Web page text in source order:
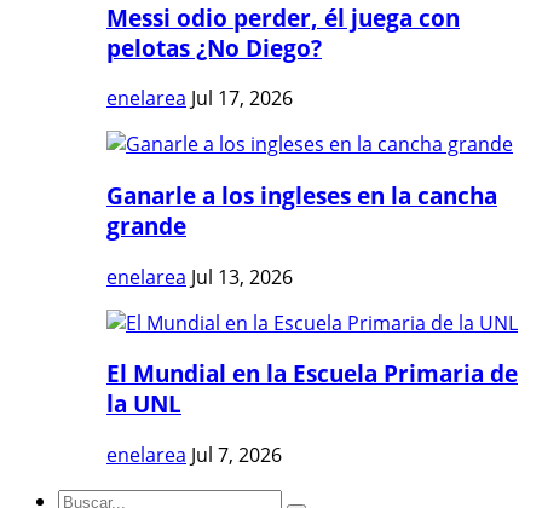
Messi odio perder, él juega con
pelotas ¿No Diego?
enelarea Jul 17, 2026
Ganarle a los ingleses en la cancha
grande
enelarea Jul 13, 2026
El Mundial en la Escuela Primaria de
la UNL
enelarea Jul 7, 2026